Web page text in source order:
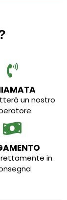
un nostro
in